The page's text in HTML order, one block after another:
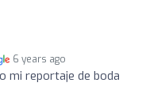
6 years ago
mi reportaje de boda